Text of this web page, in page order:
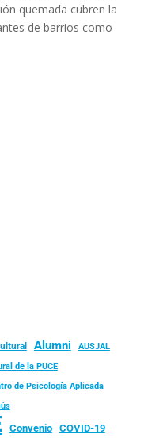
quemada cubren la
de barrios como
Alumni
AUSJAL
de la PUCE
de Psicología Aplicada
Convenio
COVID-19